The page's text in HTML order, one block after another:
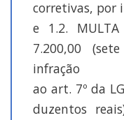
corretivas, por
e 1.2. MULTA
7.200,00
infração
ao art. 7º da
duzentos